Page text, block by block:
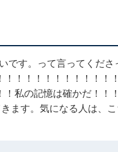
です。って言ってくださ
！！！！！！！！！！
私の記憶は確かだ！！
ます。気になる人は、